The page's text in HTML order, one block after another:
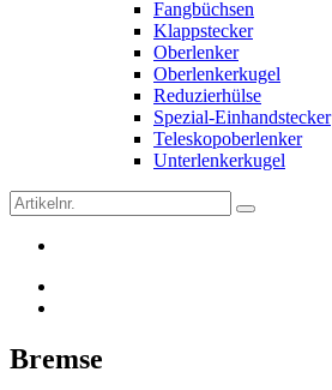
Fangbüchsen
Klappstecker
Oberlenker
Oberlenkerkugel
Reduzierhülse
Spezial-Einhandstecker
Teleskopoberlenker
Unterlenkerkugel
Bremse